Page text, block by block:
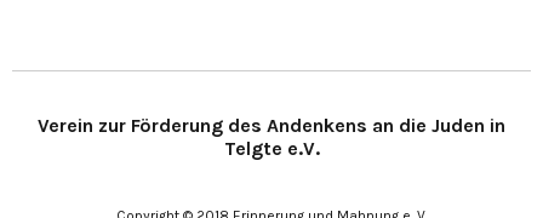
Verein zur Förderung des Andenkens an die Juden in
Telgte e.V.